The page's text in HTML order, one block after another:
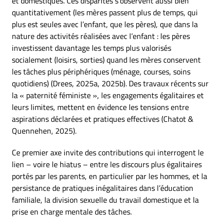
quantitativement (les mères passent plus de temps, qui
plus est seules avec l’enfant, que les pères), que dans la
nature des activités réalisées avec l’enfant : les pères
investissent davantage les temps plus valorisés
socialement (loisirs, sorties) quand les mères conservent
les tâches plus périphériques (ménage, courses, soins
quotidiens) (Drees, 2025a, 2025b). Des travaux récents sur
la « paternité féministe », les engagements égalitaires et
leurs limites, mettent en évidence les tensions entre
aspirations déclarées et pratiques effectives (Chatot &
Quennehen, 2025).
Ce premier axe invite des contributions qui interrogent le
lien – voire le hiatus – entre les discours plus égalitaires
portés par les parents, en particulier par les hommes, et la
persistance de pratiques inégalitaires dans l’éducation
familiale, la division sexuelle du travail domestique et la
prise en charge mentale des tâches.